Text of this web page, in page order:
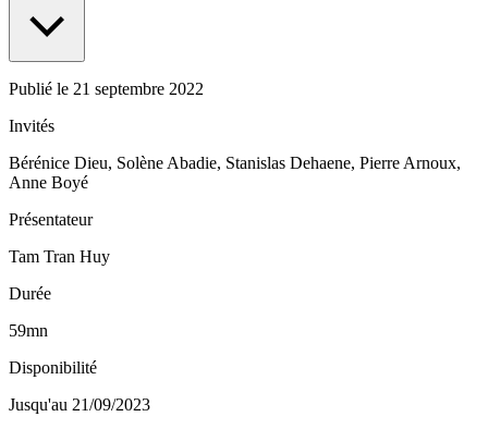
Publié le 21 septembre 2022
Invités
Bérénice Dieu, Solène Abadie, Stanislas Dehaene, Pierre Arnoux,
Anne Boyé
Présentateur
Tam Tran Huy
Durée
59mn
Disponibilité
Jusqu'au 21/09/2023